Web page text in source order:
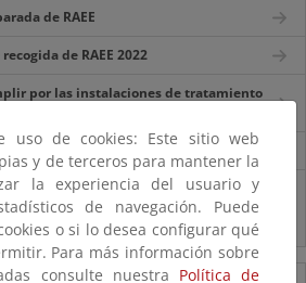
de RAEE
de RAEE 2022
por las instalaciones de tratamiento
2015 RAEE
coordinación en materia de residuos
G.6 para paneles fotovoltaicos
uso de cookies: Este sitio web
y de terceros para mantener la
la experiencia del usuario y
de navegación. Puede
o si lo desea configurar qué
Para más información sobre
consulte nuestra Política de